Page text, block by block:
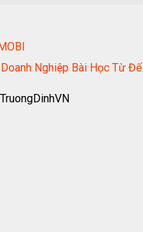
Nghiệp Bài Học Từ